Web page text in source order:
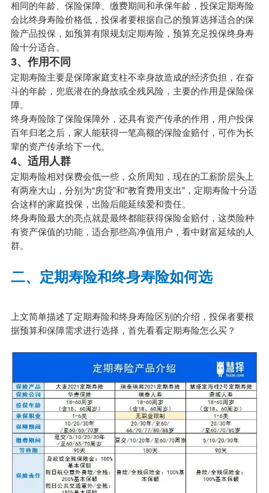
相同的年龄、保险保障、缴费期间和承保年龄，投保定期寿险
会比终身寿险价格低，投保者要根据自己的预算选择适合的保
险产品投保，如预算有限规划定期寿险，预算充足投保终身寿
险十分适合。
3、作用不同
定期寿险主要是保障家庭支柱不幸身故造成的经济负担，在奋
斗的年龄，兜底潜在的身故或全残风险，主要的作用是保险保
障。
终身寿险除了保险保障外，还具有资产传承的作用，用户投保
百年归老之后，家人能获得一笔高额的保险金赔付，可作为长
辈的资产传承给下一代。
4、适用人群
定期寿险相对保费会低一些，众所周知，现在的工薪阶层头上
有两座大山，分别为“房贷”和“教育费用支出”，定期寿险十分适
合这样的家庭投保，出险后能延续爱和责任。
终身寿险最大的亮点就是最终都能获得保险金赔付，这类险种
有资产保值的功能，适合那些高净值用户，看中财富延续的人
群。
二、定期寿险和终身寿险如何选
上文简单描述了定期寿险和终身寿险区别的介绍，投保者要根
据预算和保障需求进行选择，首先看看定期寿险怎么买？